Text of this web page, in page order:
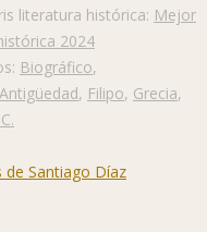
literatura histórica: Mejor
2024
Biográfico,
Antigüedad, Filipo, Grecia,